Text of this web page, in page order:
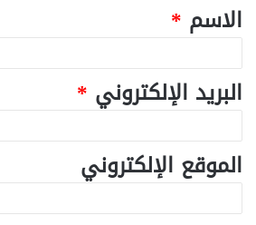
الاسم *
البريد الإلكتروني *
الموقع الإلكتروني